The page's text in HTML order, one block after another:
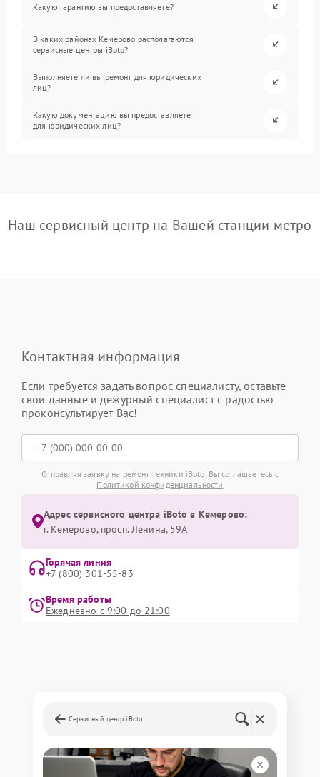
Какую гарантию вы предоставляете?
В каких районах Кемерово располагаются
сервисные центры iBoto?
Выполняете ли вы ремонт для юридических
лиц?
Какую документацию вы предоставляете
для юридических лиц?
Наш сервисный центр на Вашей станции метро
Контактная информация
Если требуется задать вопрос специалисту, оставьте
свои данные и дежурный специалист с радостью
проконсультирует Вас!
Отправляя заявку на ремонт техники iBoto, Вы соглашаетесь с
Политикой конфиденциальности
Адрес сервисного центра iBoto в Кемерово:
г. Кемерово, просп. Ленина, 59А
Горячая линия
+7 (800) 301-55-83
Время работы
Ежедневно с 9:00 до 21:00
Сервисный центр iBoto